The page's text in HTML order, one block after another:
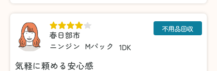
春日部市
ニンジン Mパック 1DK
不用品回収
気軽に頼める安心感